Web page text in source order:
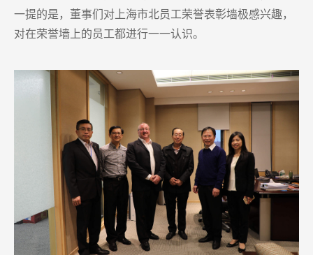
一提的是，董事们对上海市北员工荣誉表彰墙极感兴趣，
对在荣誉墙上的员工都进行一一认识。